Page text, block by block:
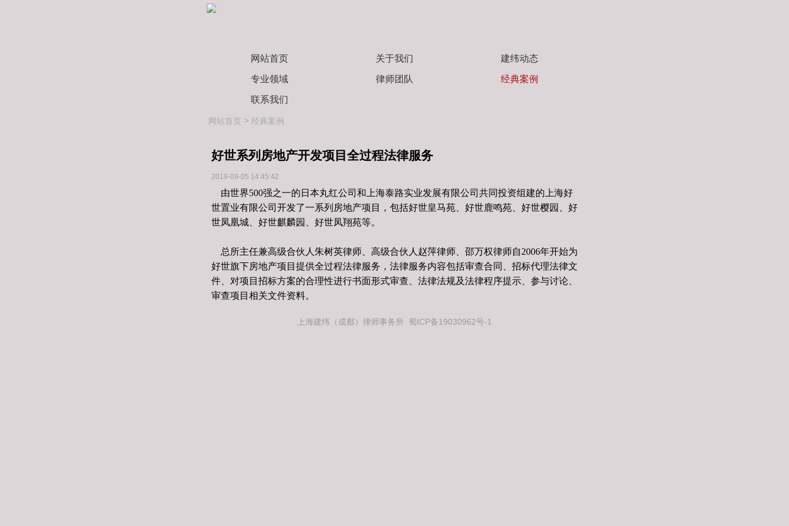
网站首页 关于我们 建纬动态
专业领域 律师团队 经典案例
联系我们
网站首页 > 经典案例
好世系列房地产开发项目全过程法律服务
2019-09-05 14:45:42
由世界500强之一的日本丸红公司和上海泰路实业发展有限公司共同投资组建的上海好
世置业有限公司开发了一系列房地产项目，包括好世皇马苑、好世鹿鸣苑、好世樱园、好
世凤凰城、好世麒麟园、好世凤翔苑等。
总所主任兼高级合伙人朱树英律师、高级合伙人赵萍律师、邵万权律师自2006年开始为
好世旗下房地产项目提供全过程法律服务，法律服务内容包括审查合同、招标代理法律文
件、对项目招标方案的合理性进行书面形式审查、法律法规及法律程序提示、参与讨论、
审查项目相关文件资料。
上海建纬（成都）律师事务所 蜀ICP备19030962号-1